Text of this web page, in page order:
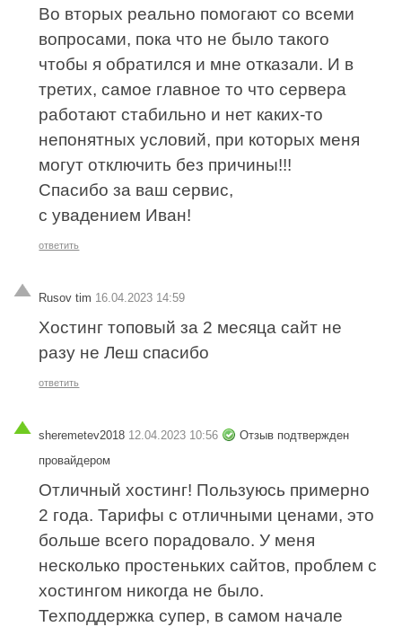
Во вторых реально помогают со всеми
вопросами, пока что не было такого
чтобы я обратился и мне отказали. И в
третих, самое главное то что сервера
работают стабильно и нет каких-то
непонятных условий, при которых меня
могут отключить без причины!!!
Спасибо за ваш сервис,
с увадением Иван!
ответить
Rusov tim 16.04.2023 14:59
Хостинг топовый за 2 месяца сайт не
разу не Леш спасибо
ответить
sheremetev2018 12.04.2023 10:56
Отзыв подтвержден
провайдером
Отличный хостинг! Пользуюсь примерно
2 года. Тарифы с отличными ценами, это
больше всего порадовало. У меня
несколько простеньких сайтов, проблем с
хостингом никогда не было.
Техподдержка супер, в самом начале